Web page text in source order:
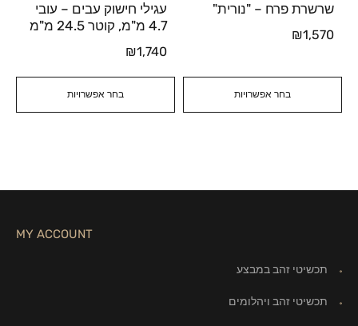
בחר אפשרויות
שרשרת פרח – "נורית"
₪1,570
בחר אפשרויות
עגילי חישוק עבים – עובי
4.7 מ"מ, קוטר 24.5 מ"מ
₪1,740
MY ACCOUNT
תכשיטי זהב במבצע
תכשיטי זהב ויהלומים